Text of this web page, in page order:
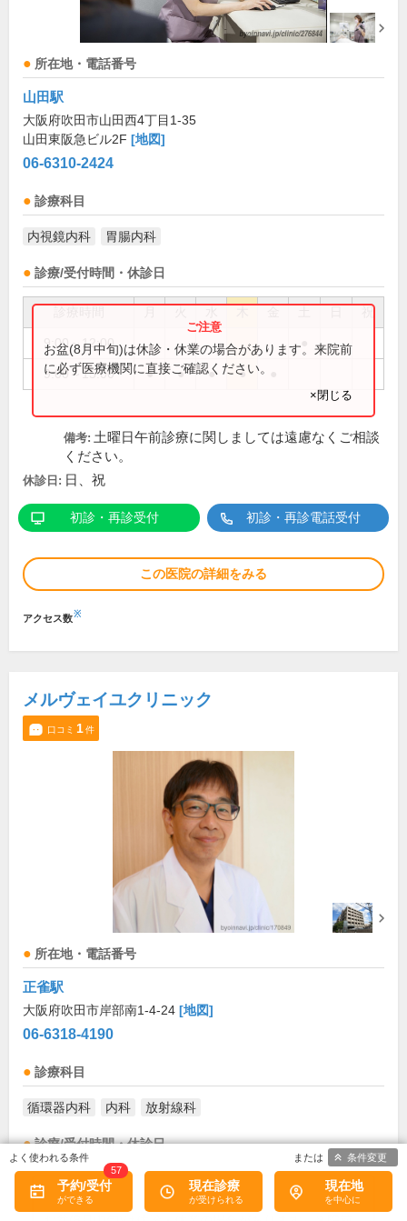
所在地・電話番号
山田駅
大阪府吹田市山田西4丁目1-35
山田東阪急ビル2F [地図]
06-6310-2424
診療科目
内視鏡内科 胃腸内科
診療/受付時間・休診日
祝
9:00～12:00
9:00～15:00 ● ● ● ●
お盆(8月中旬)は休診・休業の場合があります。来院前
に必ず医療機関に直接ご確認ください。
×閉じる
備考: 土曜日午前診療に関しましては遠慮なくご相談
ください。
休診日: 日、祝
初診・再診受付 初診・再診電話受付
この医院の詳細をみる
アクセス数※
メルヴェイユクリニック
口コミ 1件
所在地・電話番号
正雀駅
大阪府吹田市岸部南1-4-24 [地図]
06-6318-4190
診療科目
循環器内科 内科 放射線科
診療/受付時間・休診日
診療時間 水 木 土 日 祝
9:00～12:00 ● ● ● ●
予約/受付
57
現在診療 現在地
条件変更